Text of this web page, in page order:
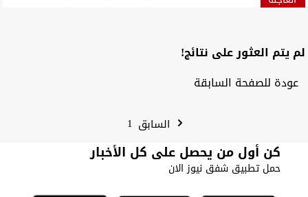
لم يتم العثور على نتائج!
عودة للصفحة السابقة
السابق 1
كن أول من يحصل على كل الأخبار
حمل تطبيق شفق نيوز الان